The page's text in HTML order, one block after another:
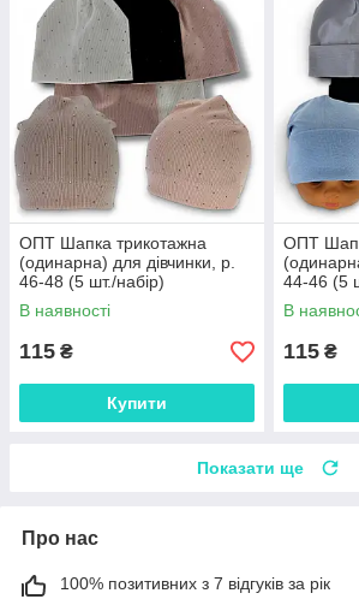
ОПТ Шапка трикотажна
(одинарна) для дівчинки, р.
46-48 (5 шт./набір)
В наявності
115 ₴
Купити
ОПТ
44-46 (5
В
115 ₴
Показати ще
Про нас
100% позитивних з 7 відгуків за рік